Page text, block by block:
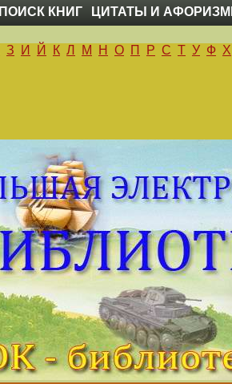
ПОИСК КНИГ ЦИТАТЫ И
З И Й К Л М Н О П Р С Т У Ф Х